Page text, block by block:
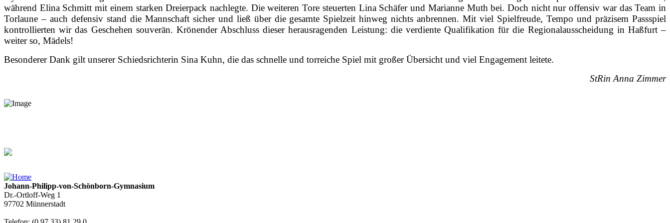
während Elina Schmitt mit einem starken Dreierpack nachlegte. Die weiteren Tore steuerten Lina Schäfer und Marianne Muth bei. Doch nicht nur offensiv war das Team in
Torlaune – auch defensiv stand die Mannschaft sicher und ließ über die gesamte Spielzeit hinweg nichts anbrennen. Mit viel Spielfreude, Tempo und präzisem Passspiel
kontrollierten wir das Geschehen souverän. Krönender Abschluss dieser herausragenden Leistung: die verdiente Qualifikation für die Regionalausscheidung in Haßfurt –
weiter so, Mädels!
Besonderer Dank gilt unserer Schiedsrichterin Sina Kuhn, die das schnelle und torreiche Spiel mit großer Übersicht und viel Engagement leitete.
StRin Anna Zimmer
Johann-Philipp-von-Schönborn-Gymnasium
Dr.-Ortloff-Weg 1
97702 Münnerstadt